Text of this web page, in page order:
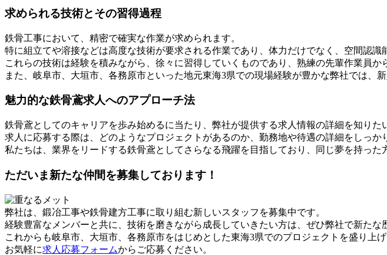
求められる技術とその習得過程
鉄骨工事において、精密で確実な作業が求められます。
特に組立てや溶接などは高度な技術が要求される作業であり、体力だけでなく、空間認識
これらの技術は経験を積みながら、徐々に習得していくものであり、熟練の先輩作業員か
また、岐阜市、大垣市、各務原市といった地元東海3県での現場経験が豊かな弊社では、
魅力的な鉄骨鳶求人へのアプローチ法
鉄骨鳶としてのキャリアを歩み始めるに当たり、弊社が提供する求人情報の詳細を知りた
求人に応募する際は、どのようなプロジェクトがあるのか、勤務地や待遇の詳細をしっか
私たちは、業界をリードする鉄骨鳶としてさらなる飛躍を目指しており、同じ夢を持った
ただいま新たな仲間を募集しております！
弊社は、鍛冶工事や鉄骨建方工事に取り組む新しいスタッフを募集中です。
経験豊富なメンバーと共に、技術を磨きながら成長していきたい方は、ぜひ弊社で新たな
これからも岐阜市、大垣市、各務原市をはじめとした東海3県でのプロジェクトを盛り上
お気軽に求人応募フォームからご応募ください。